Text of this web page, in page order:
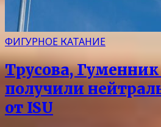
ФИГУРНОЕ КАТАНИЕ
Трусова,
получили
от ISU